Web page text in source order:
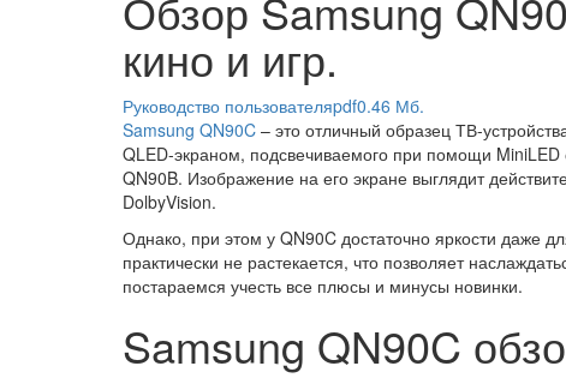
кино и игр.
Руководство пользователяpdf0.46 Мб.
Samsung QN90C – это отличный образец ТВ-
QLED-экраном, подсвечиваемого при помощи
QN90B. Изображение на его экране выглядит
DolbyVision.
Однако, при этом у QN90C достаточно яркости даже
практически не растекается, что позволяет
постараемся учесть все плюсы и минусы новинки.
Samsung QN90C